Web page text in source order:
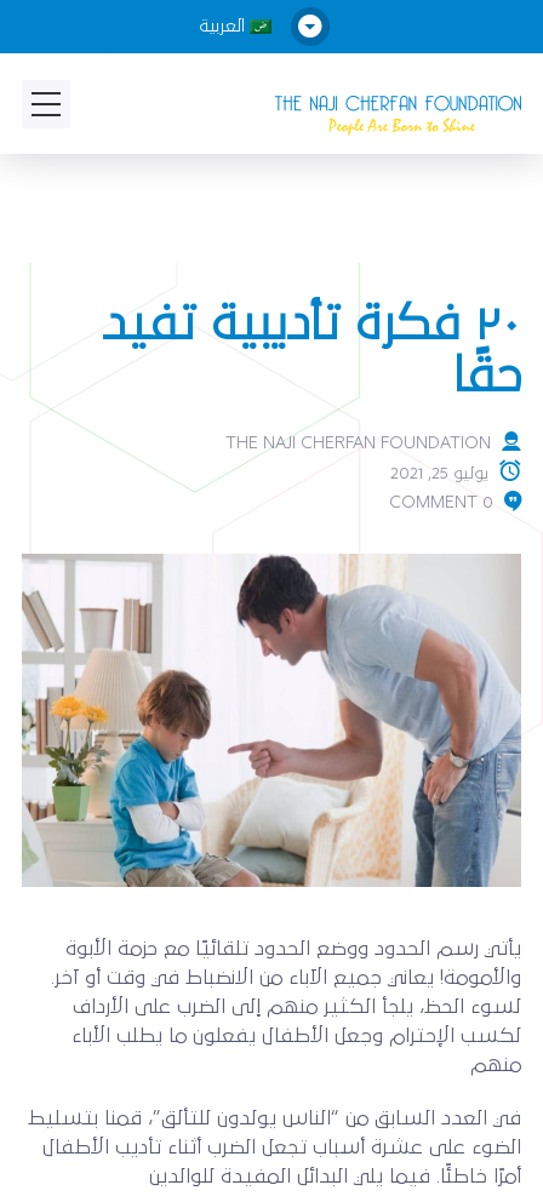
العربية
٢٠ فكرة تأديبية تفيد
حقًا
THE NAJI CHERFAN FOUNDATION
يوليو 25, 2021
0 COMMENT
يأتي رسم الحدود ووضع الحدود تلقائيًا مع حزمة الأبوة
والأمومة! يعاني جميع الآباء من الانضباط في وقت أو آخر.
لسوء الحظ، يلجأ الكثير منهم إلى الضرب على الأرداف
لكسب الإحترام وجعل الأطفال يفعلون ما يطلب الأباء
منهم
في العدد السابق من “الناس يولدون للتألق”، قمنا بتسليط
الضوء على عشرة أسباب تجعل الضرب أثناء تأديب الأطفال
أمرًا خاطئًا. فيما يلي البدائل المفيدة للوالدين